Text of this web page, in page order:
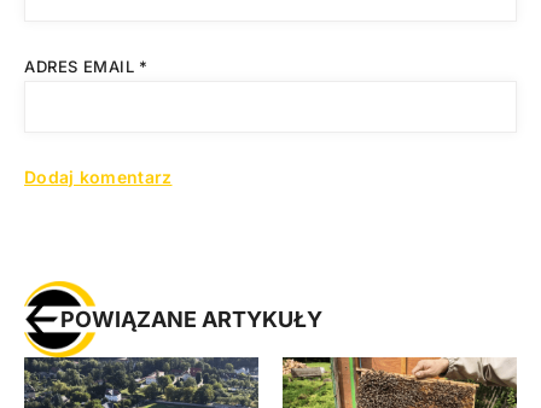
ADRES EMAIL *
POWIĄZANE ARTYKUŁY